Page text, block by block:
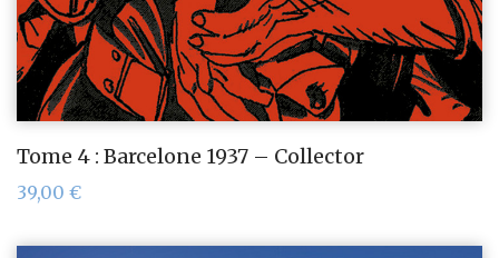
Tome 4 : Barcelone 1937 – Collector
39,00 €